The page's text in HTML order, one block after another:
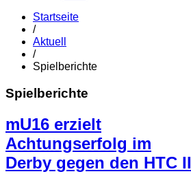
Startseite
/
Aktuell
/
Spielberichte
Spielberichte
mU16 erzielt
Achtungserfolg im
Derby gegen den HTC II